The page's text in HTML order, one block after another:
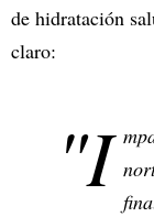
de hidratación
claro:
"I